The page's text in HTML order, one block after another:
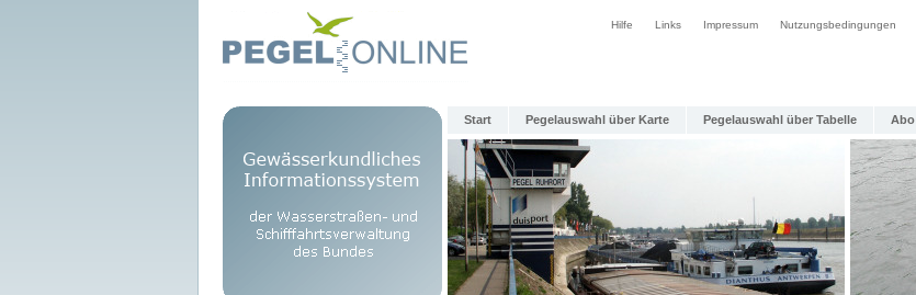
Hilfe Links Impressum Nutzungsbedingungen
Start Pegelauswahl über Karte Pegelauswahl über Tabelle Abo